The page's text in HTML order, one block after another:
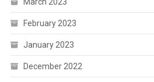
February 2023
January 2023
December 2022